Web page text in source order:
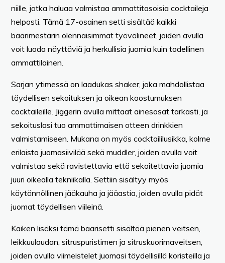
niille, jotka haluaa valmistaa ammattitasoisia cocktaileja
helposti. Tämä 17-osainen setti sisältää kaikki
baarimestarin olennaisimmat työvälineet, joiden avulla
voit luoda näyttäviä ja herkullisia juomia kuin todellinen
ammattilainen.
Sarjan ytimessä on laadukas shaker, joka mahdollistaa
täydellisen sekoituksen ja oikean koostumuksen
cocktaileille. Jiggerin avulla mittaat ainesosat tarkasti, ja
sekoituslasi tuo ammattimaisen otteen drinkkien
valmistamiseen. Mukana on myös cocktaililusikka, kolme
erilaista juomasiivilää sekä muddler, joiden avulla voit
valmistaa sekä ravistettavia että sekoitettavia juomia
juuri oikealla tekniikalla. Settiin sisältyy myös
käytännöllinen jääkauha ja jääastia, joiden avulla pidät
juomat täydellisen viileinä.
Kaiken lisäksi tämä baarisetti sisältää pienen veitsen,
leikkuulaudan, sitruspuristimen ja sitruskuorimaveitsen,
joiden avulla viimeistelet juomasi täydellisillä koristeilla ja